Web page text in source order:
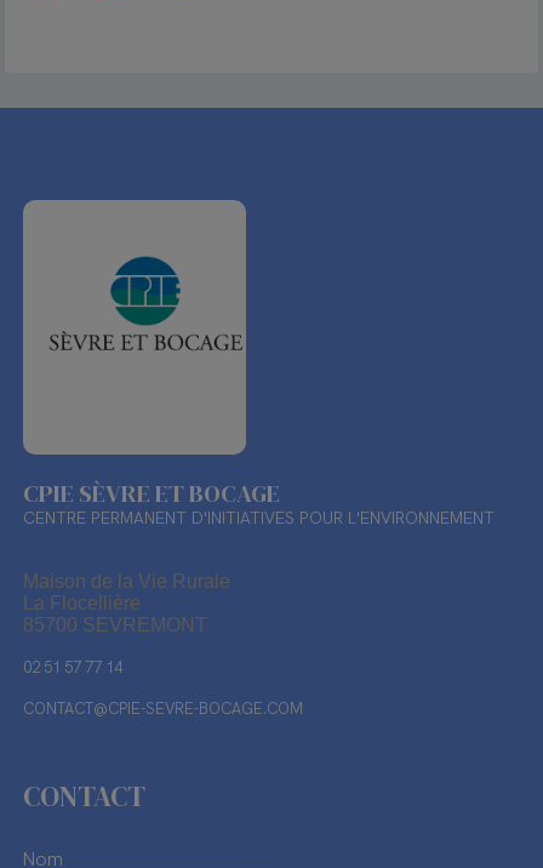
CPIE SÈVRE ET BOCAGE
CENTRE PERMANENT D'INITIATIVES POUR L'ENVIRONNEMENT
Maison de la Vie Rurale
La Flocellière
85700 SEVREMONT
02 51 57 77 14
CONTACT@CPIE-SEVRE-BOCAGE.COM
CONTACT
Nom